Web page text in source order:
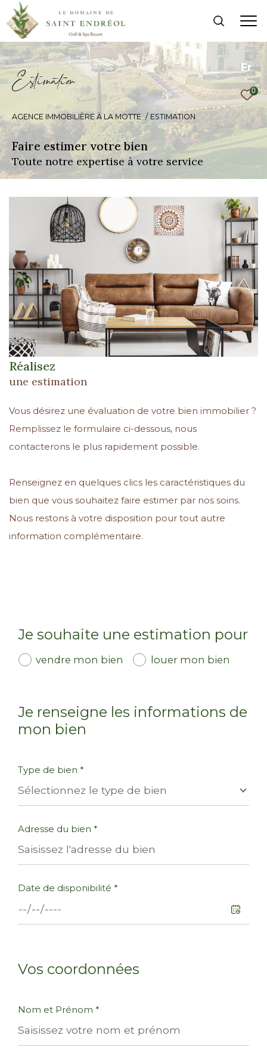
Fr
0
Esimaio
AGENCE IMMOBILIÈRE À LA MOTTE ESTIMATION
Faire estimer votre bien
Toute notre expertise à votre service
Réalisez
une estimation
Vous désirez une évaluation de votre bien immobilier ?
Remplissez le formulaire ci-dessous, nous
contacterons le plus rapidement possible.
Renseignez en quelques clics les caractéristiques du
bien que vous souhaitez faire estimer par nos soins.
Nous restons à votre disposition pour tout autre
information complémentaire.
Je souhaite une estimation pour
vendre mon bien louer mon bien
Je renseigne les informations de
mon bien
Type de bien *
Sélectionnez le type de bien
Adresse du bien *
Date de disponibilité *
Vos coordonnées
Nom et Prénom *